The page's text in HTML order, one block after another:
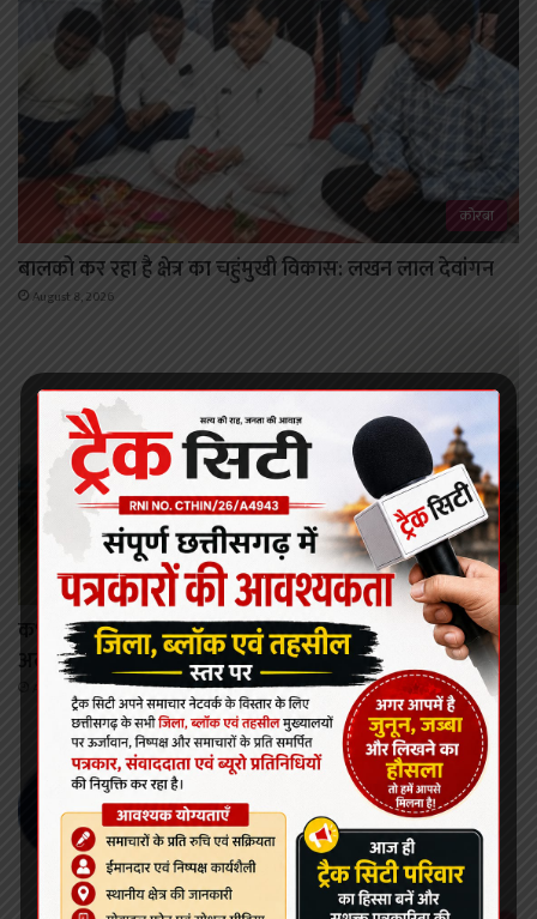
कोरबा
बालको कर रहा है क्षेत्र का चहुंमुखी विकास: लखन लाल देवांगन
August 8, 2026
कोरबा
कभी भी खोला जा सकता है मिनीमाता बांगो जलाशय का गेट,
अलर्ट जारी।
August 8, 2026